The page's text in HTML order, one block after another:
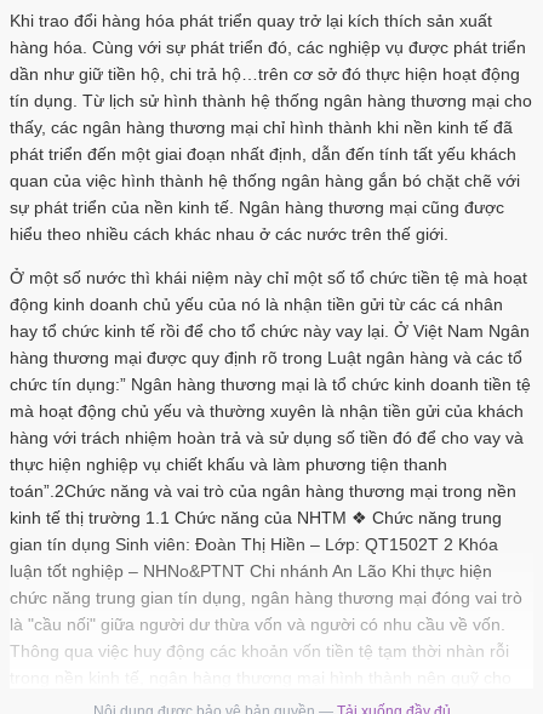
Khi trao đổi hàng hóa phát triển quay trở lại kích thích sản xuất
hàng hóa. Cùng với sự phát triển đó, các nghiệp vụ được phát triển
dần như giữ tiền hộ, chi trả hộ…trên cơ sở đó thực hiện hoạt động
tín dụng. Từ lịch sử hình thành hệ thống ngân hàng thương mại cho
thấy, các ngân hàng thương mại chỉ hình thành khi nền kinh tế đã
phát triển đến một giai đoạn nhất định, dẫn đến tính tất yếu khách
quan của việc hình thành hệ thống ngân hàng gắn bó chặt chẽ với
sự phát triển của nền kinh tế. Ngân hàng thương mại cũng được
hiểu theo nhiều cách khác nhau ở các nước trên thế giới.
Ở một số nước thì khái niệm này chỉ một số tổ chức tiền tệ mà hoạt
động kinh doanh chủ yếu của nó là nhận tiền gửi từ các cá nhân
hay tổ chức kinh tế rồi để cho tổ chức này vay lại. Ở Việt Nam Ngân
hàng thương mại được quy định rõ trong Luật ngân hàng và các tổ
chức tín dụng:” Ngân hàng thương mại là tổ chức kinh doanh tiền tệ
mà hoạt động chủ yếu và thường xuyên là nhận tiền gửi của khách
hàng với trách nhiệm hoàn trả và sử dụng số tiền đó để cho vay và
thực hiện nghiệp vụ chiết khấu và làm phương tiện thanh
toán”.2Chức năng và vai trò của ngân hàng thương mại trong nền
kinh tế thị trường 1.1 Chức năng của NHTM ❖ Chức năng trung
gian tín dụng Sinh viên: Đoàn Thị Hiền – Lớp: QT1502T 2 Khóa
luận tốt nghiệp – NHNo&PTNT Chi nhánh An Lão Khi thực hiện
chức năng trung gian tín dụng, ngân hàng thương mại đóng vai trò
là "cầu nối" giữa người dư thừa vốn và người có nhu cầu về vốn.
Thông qua việc huy động các khoản vốn tiền tệ tạm thời nhàn rỗi
vay để cung cấp tín dụng cho nền kinh tế. Với chức năng này, ngân